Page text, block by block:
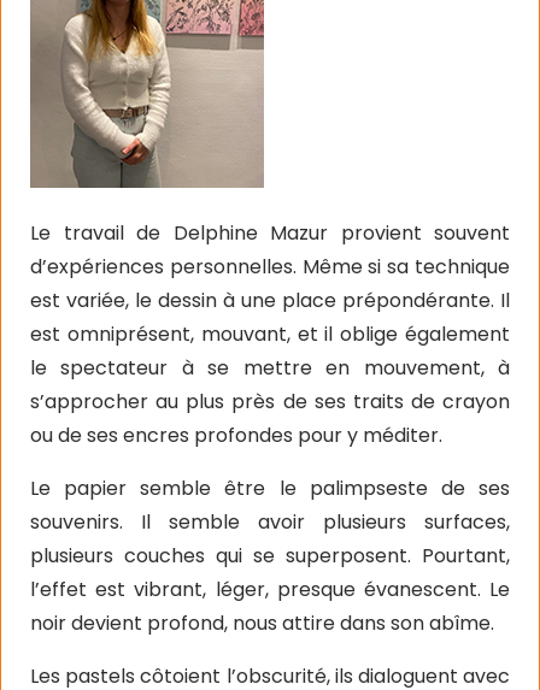
Le travail de Delphine Mazur provient souvent
d’expériences personnelles. Même si sa technique
est variée, le dessin à une place prépondérante. Il
est omniprésent, mouvant, et il oblige également
le spectateur à se mettre en mouvement, à
s’approcher au plus près de ses traits de crayon
ou de ses encres profondes pour y méditer.
Le papier semble être le palimpseste de ses
souvenirs. Il semble avoir plusieurs surfaces,
plusieurs couches qui se superposent. Pourtant,
l’effet est vibrant, léger, presque évanescent. Le
noir devient profond, nous attire dans son abîme.
Les pastels côtoient l’obscurité, ils dialoguent avec